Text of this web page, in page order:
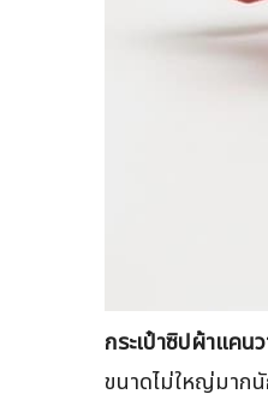
กระเป๋าซิปผ้าแคน
ขนาดไม่ใหญ่มากนั